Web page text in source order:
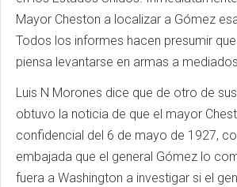
Mayor Cheston a localizar a Gómez
Todos los informes hacen presumir
piensa levantarse en armas a
Luis N Morones dice que de otro de
obtuvo la noticia de que el mayor
confidencial del 6 de mayo de 1927,
embajada que el general Gómez lo
fuera a Washington a investigar si el